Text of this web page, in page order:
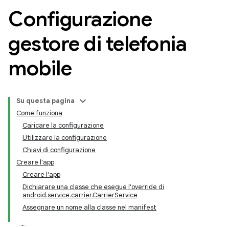
Configurazione
gestore di telefonia
mobile
Su questa pagina
Come funziona
Caricare la configurazione
Utilizzare la configurazione
Chiavi di configurazione
Creare l'app
Creare l'app
Dichiarare una classe che esegue l'override di
android.service.carrier.CarrierService
Assegnare un nome alla classe nel manifest